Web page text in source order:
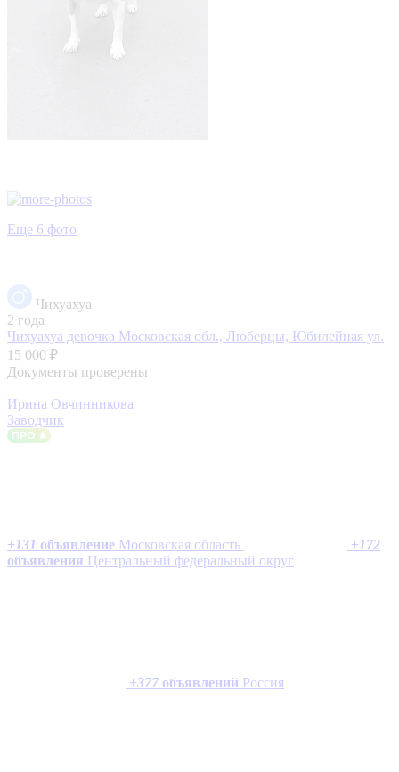
Еще 6 фото
Чихуахуа
2 года
Чихуахуа девочка Московская обл., Люберцы, Юбилейная ул.
15 000 ₽
Документы проверены
Ирина Овчинникова
Заводчик
+131 объявление Московская область +172
объявления Центральный федеральный округ
+377 объявлений Россия